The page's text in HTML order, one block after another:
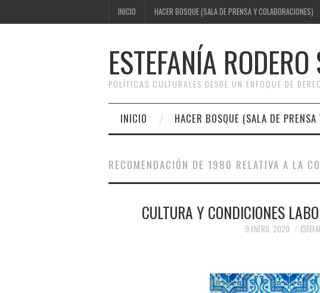
INICIO HACER BOSQUE (SALA DE PRENSA Y COLABORACIONES)
ESTEFANÍA
POLÍTICAS CULTURALES DESDE UN ENFOQUE DE
INICIO HACER BOSQUE (SALA DE
RECOMENDACIÓN DE 1980 RELATIVA A LA
CULTURA Y CONDICIONES
9 ENERO, 2020